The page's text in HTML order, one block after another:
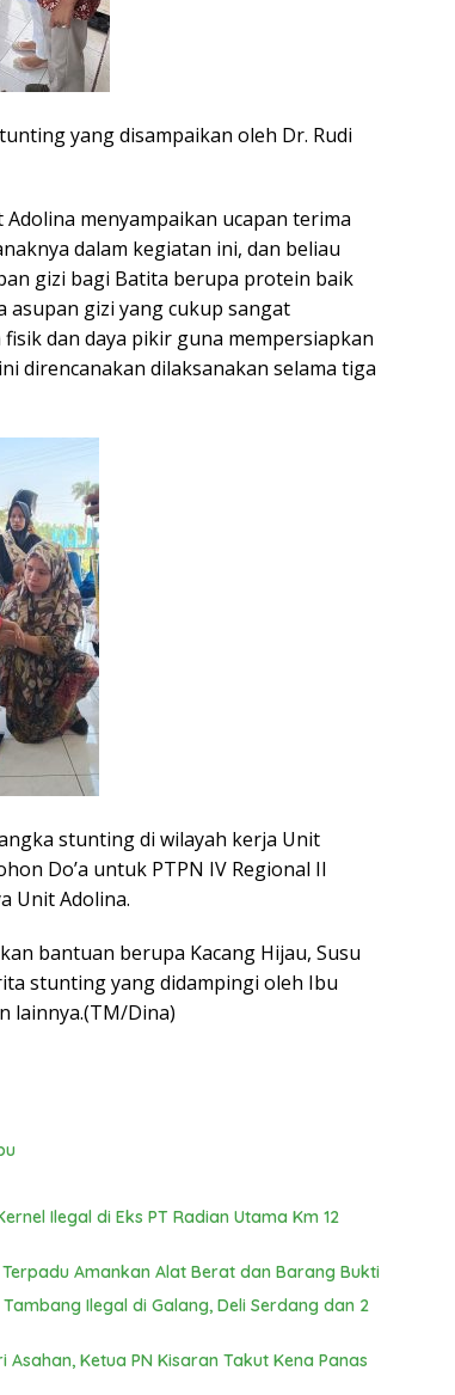
yang disampaikan oleh Dr. Rudi
menyampaikan ucapan terima
dalam kegiatan ini, dan beliau
gizi bagi Batita berupa protein baik
gizi yang cukup sangat
dan daya pikir guna mempersiapkan
direncanakan dilaksanakan selama tiga
stunting di wilayah kerja Unit
Do’a untuk PTPN IV Regional II
Unit Adolina.
bantuan berupa Kacang Hijau, Susu
stunting yang didampingi oleh Ibu
lainnya.(TM/Dina)
Ilegal di Eks PT Radian Utama Km 12
Amankan Alat Berat dan Barang Bukti
Ilegal di Galang, Deli Serdang dan 2
Ketua PN Kisaran Takut Kena Panas